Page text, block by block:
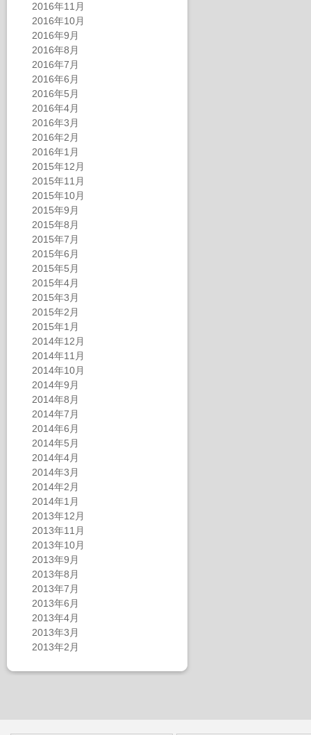
2016年11月
2016年10月
2016年9月
2016年8月
2016年7月
2016年6月
2016年5月
2016年4月
2016年3月
2016年2月
2016年1月
2015年12月
2015年11月
2015年10月
2015年9月
2015年8月
2015年7月
2015年6月
2015年5月
2015年4月
2015年3月
2015年2月
2015年1月
2014年12月
2014年11月
2014年10月
2014年9月
2014年8月
2014年7月
2014年6月
2014年5月
2014年4月
2014年3月
2014年2月
2014年1月
2013年12月
2013年11月
2013年10月
2013年9月
2013年8月
2013年7月
2013年6月
2013年4月
2013年3月
2013年2月